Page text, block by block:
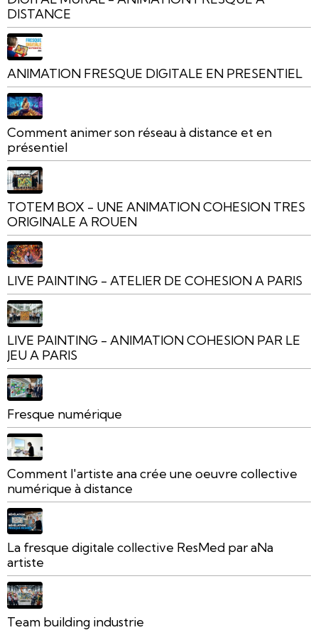
DISTANCE
ANIMATION FRESQUE DIGITALE EN PRESENTIEL
Comment animer son réseau à distance et en
présentiel
TOTEM BOX - UNE ANIMATION COHESION TRES
ORIGINALE A ROUEN
LIVE PAINTING - ATELIER DE COHESION A PARIS
LIVE PAINTING - ANIMATION COHESION PAR LE
JEU A PARIS
Fresque numérique
Comment l'artiste ana crée une oeuvre collective
numérique à distance
La fresque digitale collective ResMed par aNa
artiste
Team building industrie